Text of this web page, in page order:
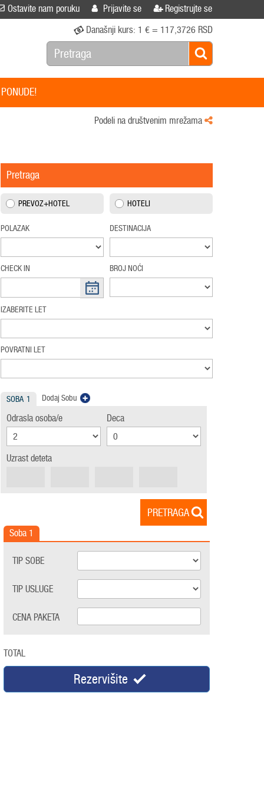
Ostavite nam poruku Prijavite se Registrujte se
Današnji kurs: 1 € = 117,3726 RSD
Podeli na društvenim mrežama
Pretraga
PREVOZ+HOTEL HOTELI
POLAZAK DESTINACIJA
CHECK IN BROJ NOĆI
IZABERITE LET
POVRATNI LET
SOBA 1 Dodaj Sobu
Odrasla osoba/e Deca
Uzrast deteta
PRETRAGA
Soba 1
TIP SOBE
TIP USLUGE
CENA PAKETA
TOTAL
Rezervišite